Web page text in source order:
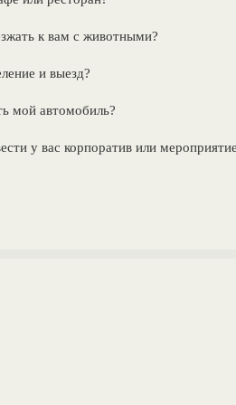
к вам с животными?
и выезд?
мой автомобиль?
у вас корпоратив или